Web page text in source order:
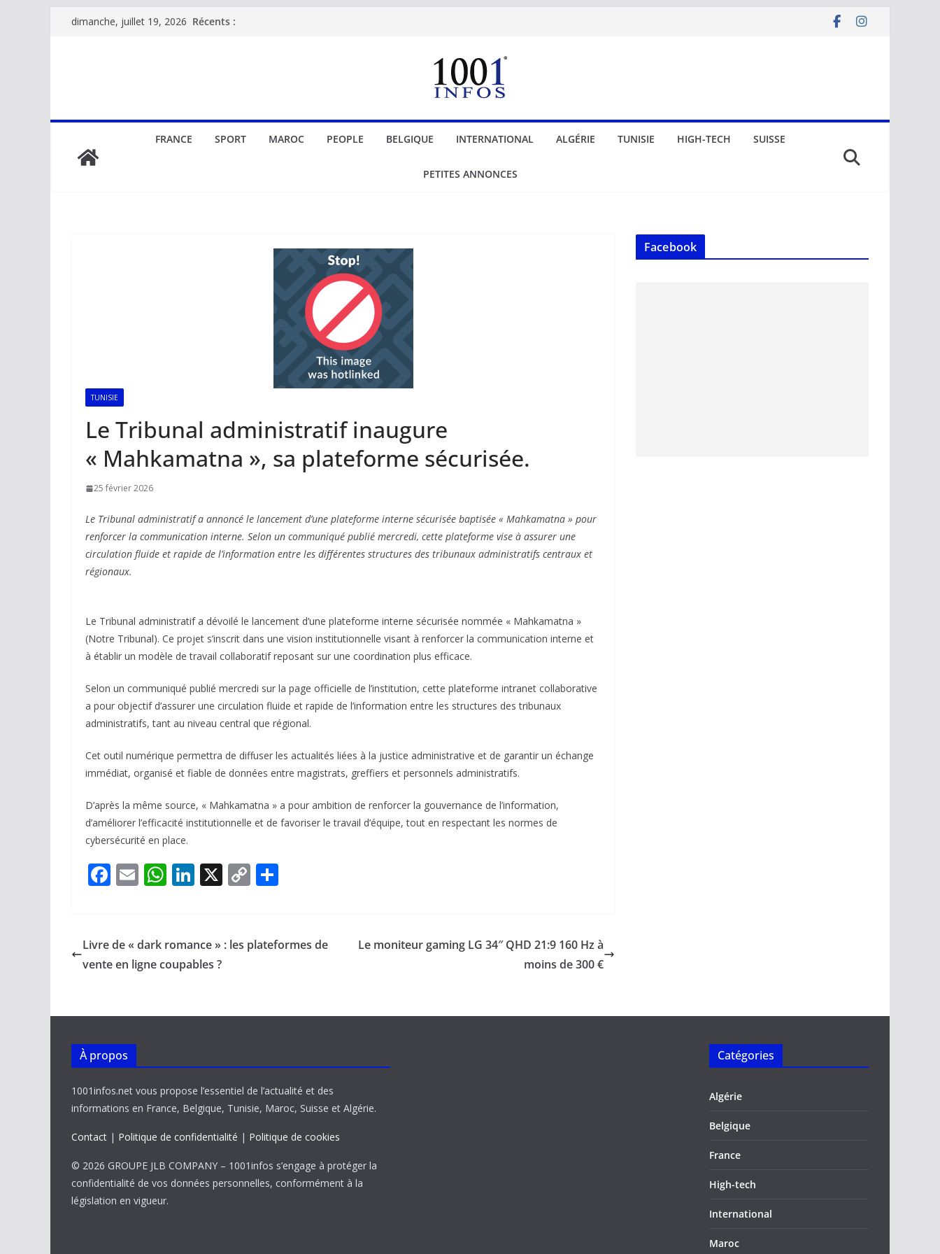
Passerdimanche, juillet 19, 2026 Récents :
FRANCE SPORT MAROC PEOPLE BELGIQUE INTERNATIONAL ALGÉRIE TUNISIE HIGH-TECH SUISSE
PETITES ANNONCES
TUNISIE
Le Tribunal administratif inaugure
« Mahkamatna », sa plateforme sécurisée.
25 février 2026
Le Tribunal administratif a annoncé le lancement d’une plateforme interne sécurisée baptisée « Mahkamatna » pour
renforcer la communication interne. Selon un communiqué publié mercredi, cette plateforme vise à assurer une
circulation fluide et rapide de l’information entre les différentes structures des tribunaux administratifs centraux et
régionaux.
Le Tribunal administratif a dévoilé le lancement d’une plateforme interne sécurisée nommée « Mahkamatna »
(Notre Tribunal). Ce projet s’inscrit dans une vision institutionnelle visant à renforcer la communication interne et
à établir un modèle de travail collaboratif reposant sur une coordination plus efficace.
Selon un communiqué publié mercredi sur la page officielle de l’institution, cette plateforme intranet collaborative
a pour objectif d’assurer une circulation fluide et rapide de l’information entre les structures des tribunaux
administratifs, tant au niveau central que régional.
Cet outil numérique permettra de diffuser les actualités liées à la justice administrative et de garantir un échange
immédiat, organisé et fiable de données entre magistrats, greffiers et personnels administratifs.
D’après la même source, « Mahkamatna » a pour ambition de renforcer la gouvernance de l’information,
d’améliorer l’efficacité institutionnelle et de favoriser le travail d’équipe, tout en respectant les normes de
cybersécurité en place.
F
b
o
k
E
l
W
s
A
p
Li
e
dI
X C
y
k
g
Livre de « dark romance » : les plateformes de
vente en ligne coupables ?
Le moniteur gaming LG 34″ QHD 21:9 160 Hz à
moins de 300 €
Facebook
À propos
1001infos.net vous propose l’essentiel de l’actualité et des
informations en France, Belgique, Tunisie, Maroc, Suisse et Algérie.
Contact | Politique de confidentialité | Politique de cookies
© 2026 GROUPE JLB COMPANY – 1001infos s’engage à protéger la
confidentialité de vos données personnelles, conformément à la
législation en vigueur.
Catégories
Algérie
Belgique
France
High-tech
International
Maroc